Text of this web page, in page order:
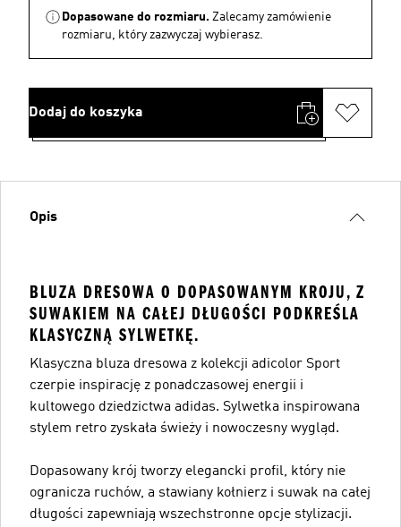
Dopasowane do rozmiaru. Zalecamy zamówienie
rozmiaru, który zazwyczaj wybierasz.
Dodaj do koszyka
Opis
BLUZA DRESOWA O DOPASOWANYM KROJU, Z
SUWAKIEM NA CAŁEJ DŁUGOŚCI PODKREŚLA
KLASYCZNĄ SYLWETKĘ.
Klasyczna bluza dresowa z kolekcji adicolor Sport
czerpie inspirację z ponadczasowej energii i
kultowego dziedzictwa adidas. Sylwetka inspirowana
stylem retro zyskała świeży i nowoczesny wygląd.
Dopasowany krój tworzy elegancki profil, który nie
ogranicza ruchów, a stawiany kołnierz i suwak na całej
długości zapewniają wszechstronne opcje stylizacji.